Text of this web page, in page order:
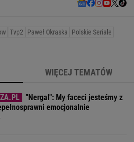
Tvp2 Paweł Okraska
Polskie Seriale
WIĘCEJ TEMATÓW
"Nergal": My faceci jesteśmy z
emocjonalnie